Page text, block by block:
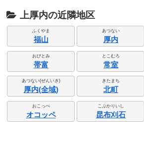
上厚内の近隣地区
ふくやま
福山
あつない
厚内
おびとみ
帯富
とこむろ
常室
あつない(ぜんいき)
厚内(全域)
きたまち
北町
おこっぺ
オコッペ
こぶかりいし
昆布刈石